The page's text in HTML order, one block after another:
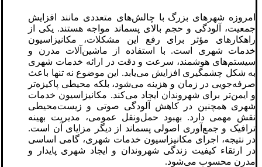
امروزه شهرهای بزرگ با چالش‌های متعددی مانند افزایش
جمعیت، آلودگی و حجم بالای پسماند مواجه هستند. یکی از
راهکارهای مؤثر برای رفع این مشکلات، مکانیزاسیون
خدمات شهری است. با استفاده از ماشین‌آلات مدرن و
سیستم‌های هوشمند، سرعت و دقت در ارائه خدمات شهری
به شکل چشمگیری افزایش می‌یابد. این موضوع نه تنها باعث
صرفه‌جویی در زمان و هزینه می‌شود، بلکه محیطی پاکیزه‌تر
و ایمن‌تر برای شهروندان ایجاد می‌کند. مکانیزاسیون خدمات
شهری همچنین در کاهش آلودگی صوتی و زیست‌محیطی
نقش مهمی دارد. بهبود حمل‌ونقل عمومی، مدیریت بهینه
ترافیک و جمع‌آوری اصولی پسماند از دیگر مزایای آن است.
در نتیجه، اجرای مکانیزاسیون خدمات شهری، گامی اساسی
در ارتقاء کیفیت زندگی شهروندان و ایجاد شهری پایدار و
مدرن محسوب می‌شود.